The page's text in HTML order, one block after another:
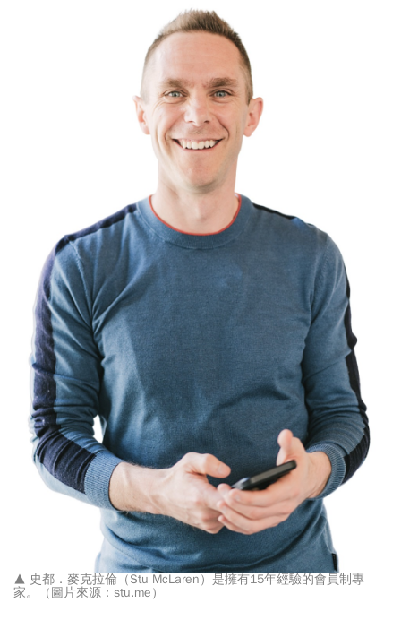
▲ 史都．麥克拉倫（Stu McLaren）是擁有15年經驗的會員制專
家。（圖片來源：stu.me）